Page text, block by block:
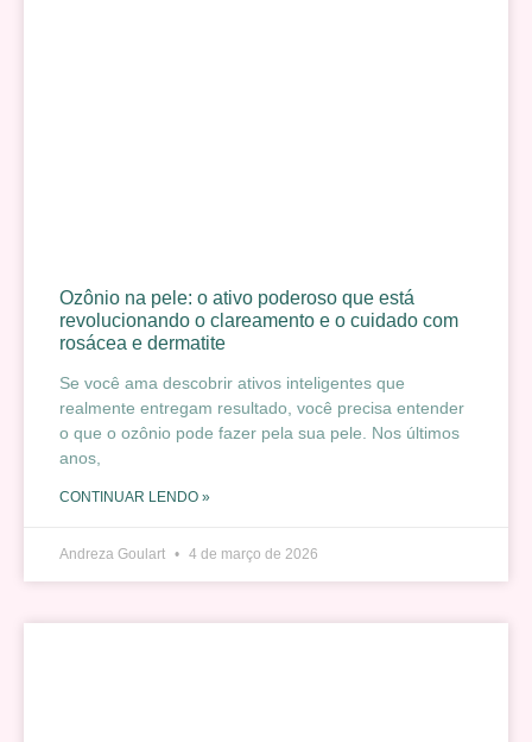
Ozônio na pele: o ativo poderoso que está
revolucionando o clareamento e o cuidado com
rosácea e dermatite
Se você ama descobrir ativos inteligentes que
realmente entregam resultado, você precisa entender
o que o ozônio pode fazer pela sua pele. Nos últimos
anos,
CONTINUAR LENDO »
Andreza Goulart 4 de março de 2026